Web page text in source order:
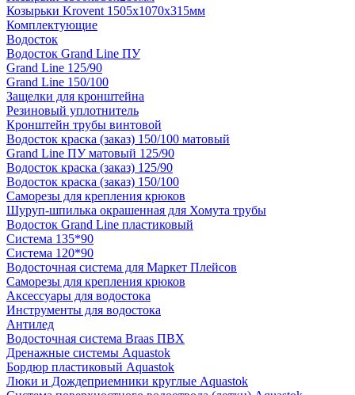
Козырьки Krovent 1505х1070х315мм
Комплектующие
Водосток
Водосток Grand Line ПУ
Grand Line 125/90
Grand Line 150/100
Защелки для кронштейна
Резиновый уплотнитель
Кронштейн трубы винтовой
Водосток краска (заказ) 150/100 матовый
Grand Line ПУ матовый 125/90
Водосток краска (заказ) 125/90
Водосток краска (заказ) 150/100
Саморезы для крепления крюков
Шуруп-шпилька окрашенная для Хомута трубы
Водосток Grand Line пластиковый
Система 135*90
Система 120*90
Водосточная система для Маркет Плейсов
Саморезы для крепления крюков
Аксессуары для водостока
Инструменты для водостока
Антилед
Водосточная система Braas ПВХ
Дренажные системы Aquastok
Бордюр пластиковый Aquastok
Люки и Дождеприемники круглые Aquastok